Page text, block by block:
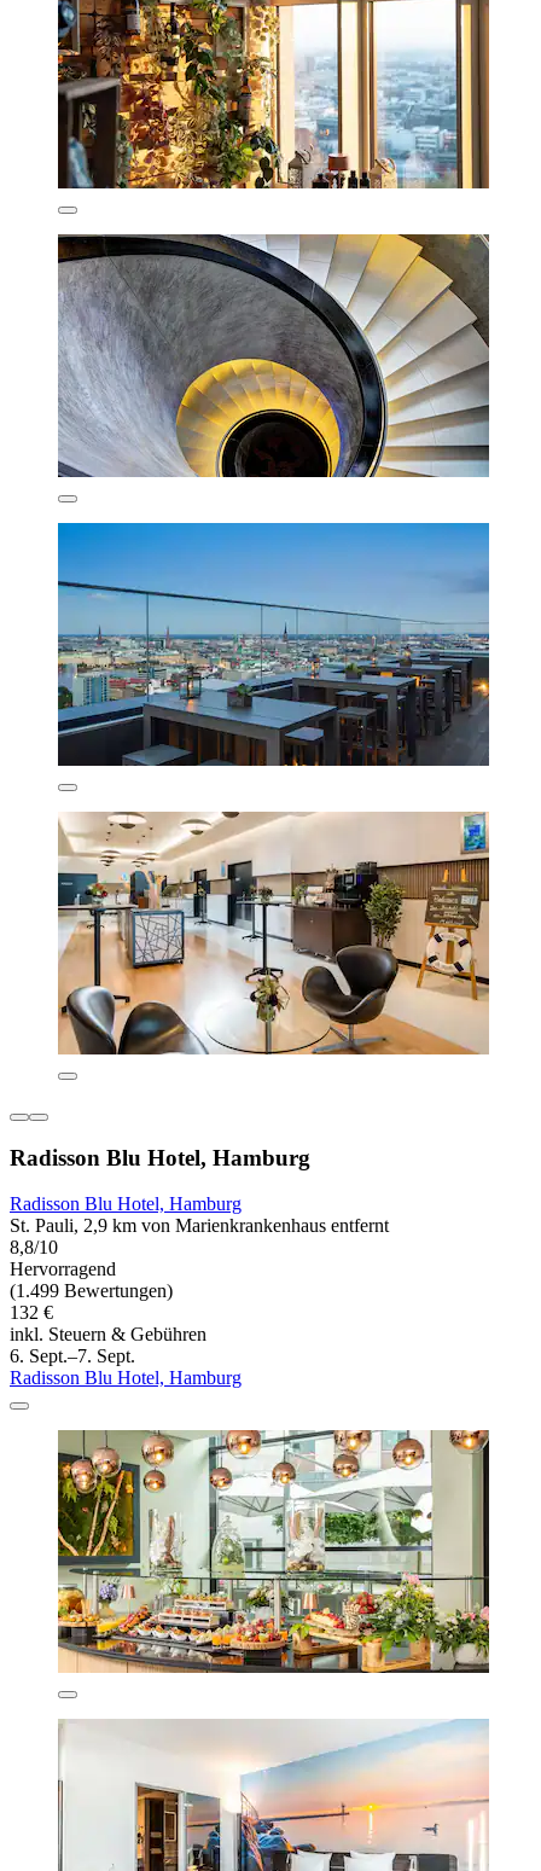
Radisson Blu Hotel, Hamburg
Radisson Blu Hotel, Hamburg
St. Pauli, 2,9 km von Marienkrankenhaus entfernt
8,8/10
Hervorragend
(1.499 Bewertungen)
132 €
inkl. Steuern & Gebühren
6. Sept.–7. Sept.
Radisson Blu Hotel, Hamburg